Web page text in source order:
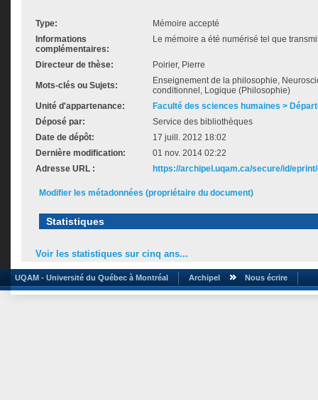
Type:
Mémoire accepté
Informations
complémentaires:
Le mémoire a été numérisé tel que
Directeur de thèse: Poirier, Pierre
Mots-clés ou Sujets:
Enseignement de la philosophie,
conditionnel, Logique (Philosophie)
Unité d'appartenance:
Faculté des sciences humaines >
Déposé par:
Service des bibliothèques
Date de dépôt:
17 juill. 2012 18:02
Dernière modification:
01 nov. 2014 02:22
Adresse URL :
https://archipel.uqam.ca/secure/id/
Modifier les métadonnées (propriétaire du document)
Statistiques
Voir les statistiques sur cinq ans...
UQAM - Université du Québec à Montréal Archipel Nous écrire